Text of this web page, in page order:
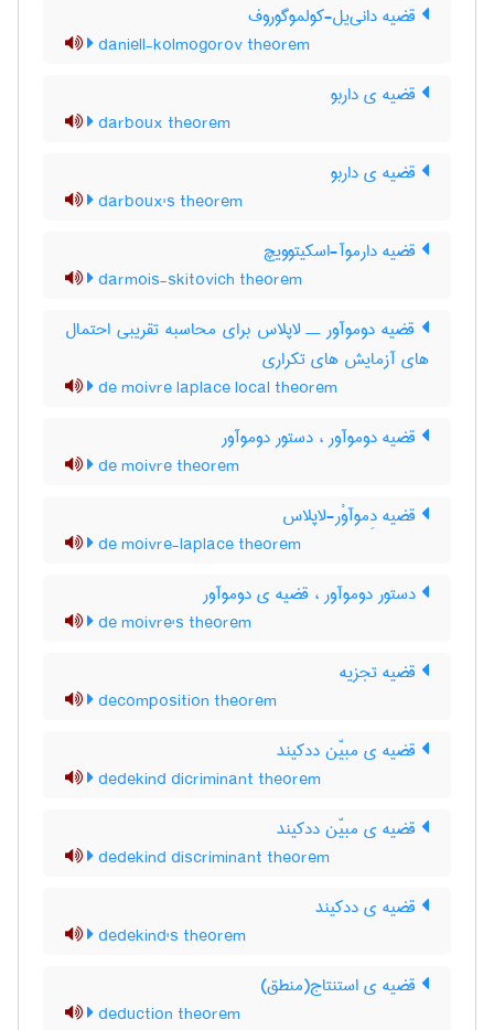
قضیه دانی‌یل-کولموگوروف
daniell-kolmogorov theorem
قضیه ی داربو
darboux theorem
قضیه ی داربو
darboux's theorem
قضیه دارموآ-اسکیتوویچ
darmois-skitovich theorem
قضیه دوموآور ــ لاپلاس برای محاسبه تقریبی احتمال
های آزمایش های تکراری
de moivre laplace local theorem
قضیه دوموآور ، دستور دوموآور
de moivre theorem
قضیه دِموآوْر-لاپلاس
de moivre-laplace theorem
دستور دوموآور ، قضیه ی دوموآور
de moivre's theorem
قضیه تجزیه
decomposition theorem
قضیه ی مبیّن ددکیند
dedekind dicriminant theorem
قضیه ی مبیّن ددکیند
dedekind discriminant theorem
قضیه ی ددکیند
dedekind's theorem
قضیه ی استنتاج(منطق)
deduction theorem